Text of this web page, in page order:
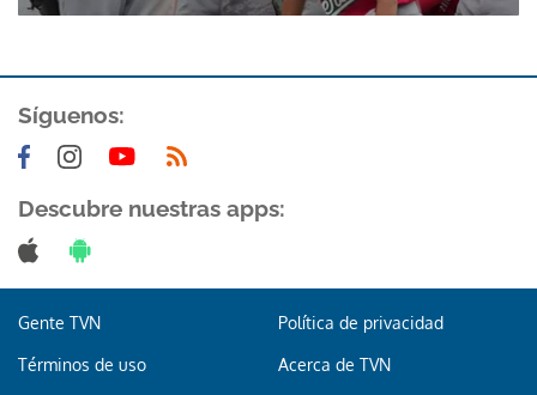
Gracias por suscribirte a nuestro boletín.
Síguenos:
Descubre nuestras apps:
Gente TVN Política de privacidad
Términos de uso Acerca de TVN